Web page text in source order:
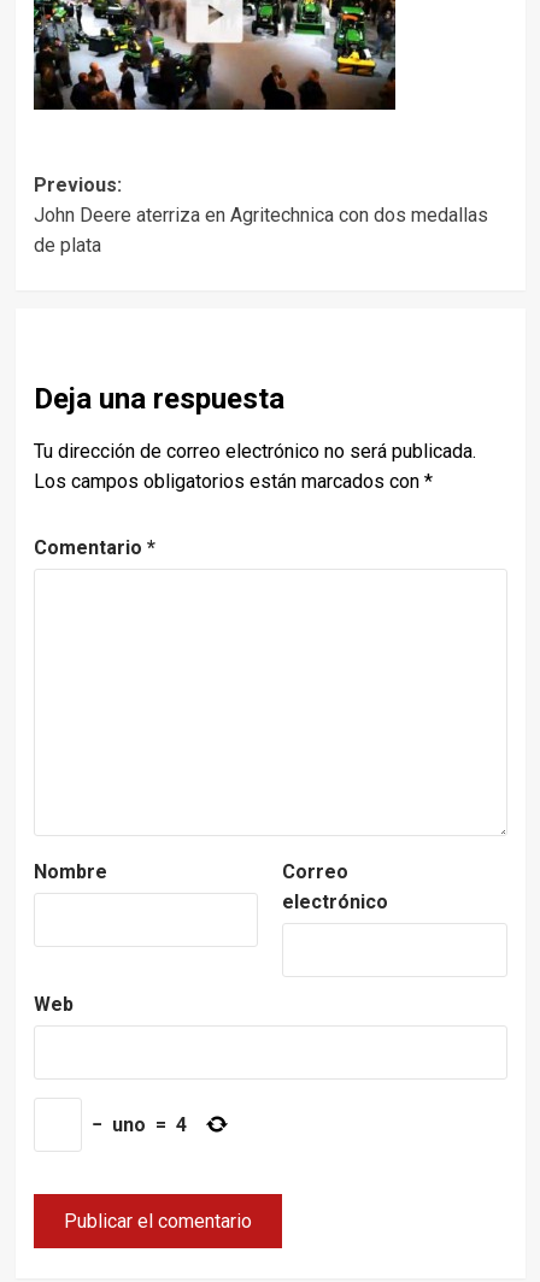
Post
navigation
Previous:
John Deere aterriza en Agritechnica con dos medallas
de plata
Deja una respuesta
Tu dirección de correo electrónico no será publicada.
Los campos obligatorios están marcados con *
Comentario *
Nombre
Correo
electrónico
Web
− uno = 4